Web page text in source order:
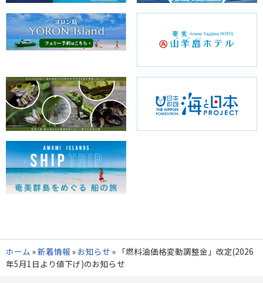
ホーム »新着情報 » お知らせ » 「燃料油価格変動調整金」改定(2026
年5月1日より値下げ)のお知らせ